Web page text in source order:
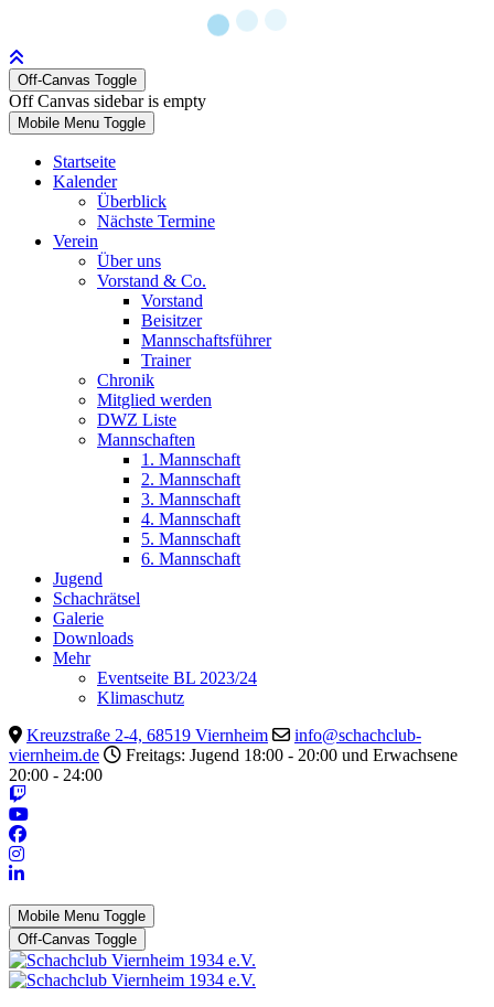
Off-Canvas Toggle
Off Canvas sidebar is empty
Mobile Menu Toggle
Startseite
Kalender
Überblick
Nächste Termine
Verein
Über uns
Vorstand & Co.
Vorstand
Beisitzer
Mannschaftsführer
Trainer
Chronik
Mitglied werden
DWZ Liste
Mannschaften
1. Mannschaft
2. Mannschaft
3. Mannschaft
4. Mannschaft
5. Mannschaft
6. Mannschaft
Jugend
Schachrätsel
Galerie
Downloads
Mehr
Eventseite BL 2023/24
Klimaschutz
Kreuzstraße 2-4, 68519 Viernheim
info@schachclub-
viernheim.de
Freitags: Jugend 18:00 - 20:00 und Erwachsene
20:00 - 24:00
Mobile Menu Toggle
Off-Canvas Toggle